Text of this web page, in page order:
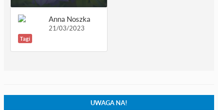
Anna Noszka
21/03/2023
Tagi
UWAGA NA!